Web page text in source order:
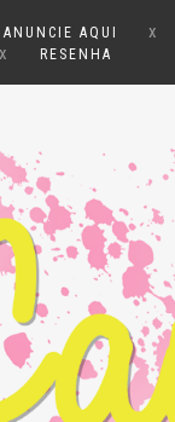
ANUNCIE AQUI x
x RESENHA